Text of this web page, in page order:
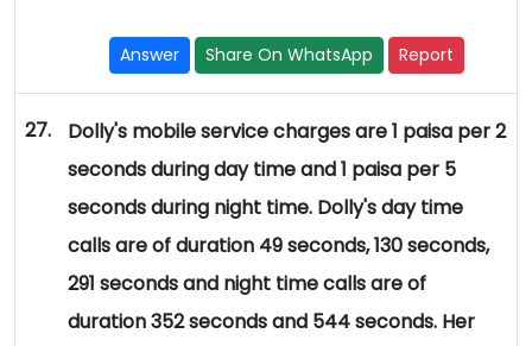
Answer Share On WhatsApp Report
27.
Dolly's mobile service charges are 1 paisa per 2
seconds during day time and 1 paisa per 5
seconds during night time. Dolly's day time
calls are of duration 49 seconds, 130 seconds,
291 seconds and night time calls are of
duration 352 seconds and 544 seconds. Her